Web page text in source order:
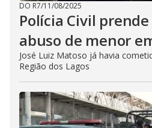
DO R7/11/08/2025
Polícia Civil
abuso de menor
José Luiz Matoso já havia
Região dos Lagos